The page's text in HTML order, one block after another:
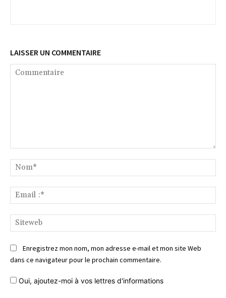
LAISSER UN COMMENTAIRE
:*
Enregistrez mon nom, mon adresse e-mail et mon site Web
dans ce navigateur pour le prochain commentaire.
Oui, ajoutez-moi à vos lettres d'informations